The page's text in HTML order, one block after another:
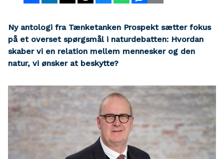
Ny antologi fra Tænketanken Prospekt sætter fokus
på et overset spørgsmål i naturdebatten: Hvordan
skaber vi en relation mellem mennesker og den
natur, vi ønsker at beskytte?